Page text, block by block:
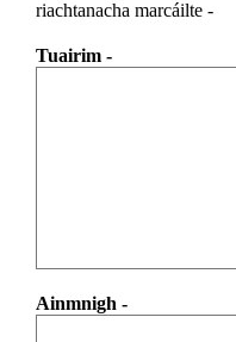
riachtanacha marcáilte -
Tuairim -
Ainmnigh -